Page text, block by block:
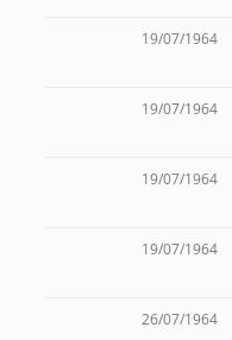
19/07/1964
19/07/1964
19/07/1964
19/07/1964
26/07/1964